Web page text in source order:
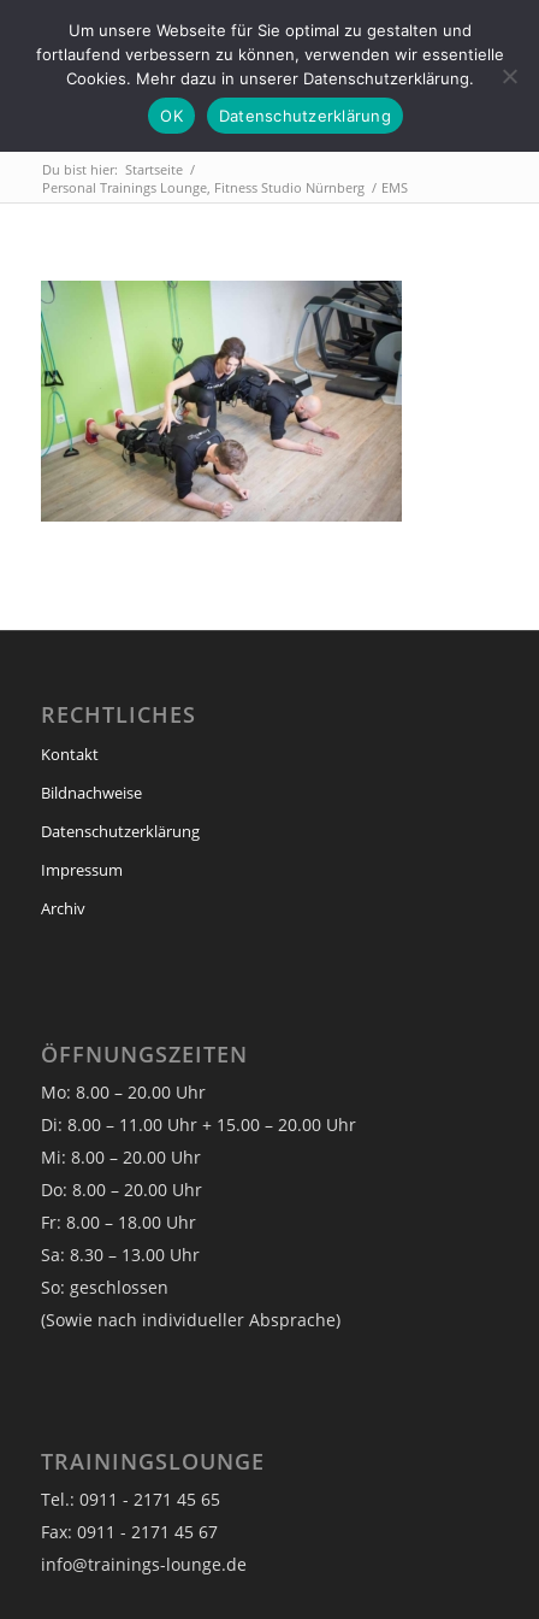
Tel.: 0911 - 2171 4565 | info@trainings-lounge.de
Du bist hier: Startseite /
Personal Trainings Lounge, Fitness Studio Nürnberg / EMS
RECHTLICHES
Kontakt
Bildnachweise
Datenschutzerklärung
Impressum
Archiv
ÖFFNUNGSZEITEN
Mo: 8.00 – 20.00 Uhr
Di: 8.00 – 11.00 Uhr + 15.00 – 20.00 Uhr
Mi: 8.00 – 20.00 Uhr
Do: 8.00 – 20.00 Uhr
Fr: 8.00 – 18.00 Uhr
Sa: 8.30 – 13.00 Uhr
So: geschlossen
(Sowie nach individueller Absprache)
TRAININGSLOUNGE
Tel.: 0911 - 2171 45 65
Fax: 0911 - 2171 45 67
info@trainings-lounge.de
Um unsere Webseite für Sie optimal zu gestalten und
fortlaufend verbessern zu können, verwenden wir essentielle
Cookies. Mehr dazu in unserer Datenschutzerklärung.
OK
Datenschutzerklärung